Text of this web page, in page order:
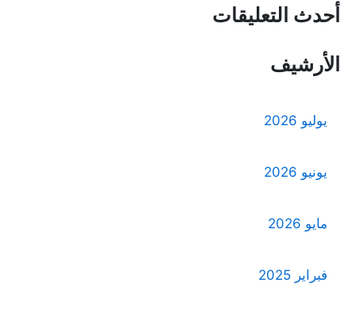
أحدث التعليقات
الأرشيف
يوليو 2026
يونيو 2026
مايو 2026
فبراير 2025